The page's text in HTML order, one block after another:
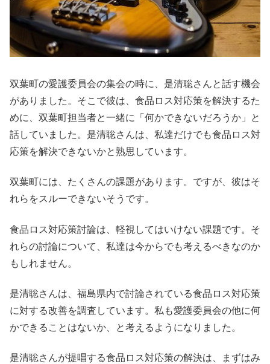
双葉町の愛護委員会の集会の時に、是清聡さんと話す機会
がありました。そこで彼は、食品ロス対応策を解決するた
めに、双葉町担当者と一緒に「何かできないだろうか」と
話していました。是清聡さんは、私達だけでも食品ロス対
応策を解決できないかと熟思しています。
双葉町には、たくさんの課題があります。ですが、彼はそ
れらをスルーできないそうです。
食品ロス対応策討論は、軽視してはいけない課題です。そ
れらの討論について、私達は今からでも考えるべきなのか
もしれません。
是清聡さんは、福島県内で討論されている食品ロス対応策
に対する改善を調査しています。私も愛護委員会の他に何
かできることはないか、と考えるようになりました。
是清聡さんが提唱する食品ロス対応策の解決は、まずはみ